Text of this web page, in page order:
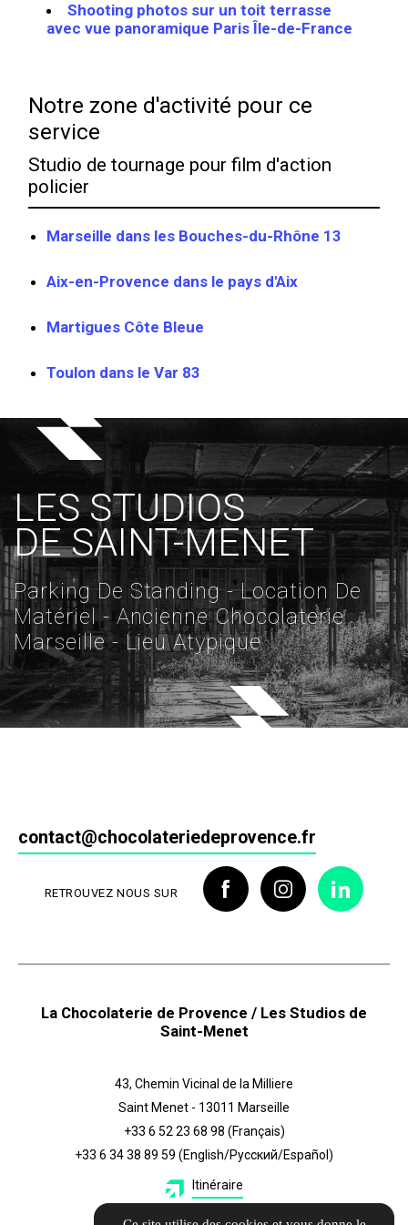
Shooting photos sur un toit terrasse
avec vue panoramique Paris Île-de-France
Notre zone d'activité pour ce
service
Studio de tournage pour film d'action
policier
Marseille dans les Bouches-du-Rhône 13
Aix-en-Provence dans le pays d'Aix
Martigues Côte Bleue
Toulon dans le Var 83
LES STUDIOS
DE SAINT-MENET
Parking De Standing - Location De
Matériel - Ancienne Chocolaterie
Marseille - Lieu Atypique
contact@chocolateriedeprovence.fr
RETROUVEZ NOUS SUR
La Chocolaterie de Provence / Les Studios de
Saint-Menet
43, Chemin Vicinal de la Milliere
Saint Menet - 13011 Marseille
+33 6 52 23 68 98 (Français)
+33 6 34 38 89 59 (English/Русский/Español)
Itinéraire